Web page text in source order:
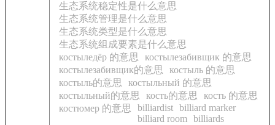
生态系统稳定性是什么意思
生态系统管理是什么意思
生态系统类型是什么意思
生态系统组成要素是什么意思
костыледёр 的意思
костылезабивщик 的意思
костылезабивщик的意思
костыль 的意思
костыль的意思
костыльный 的意思
костыльный的意思
кость的意思
кость 的意思
костюмер 的意思
billiardist billiard marker
billiard room
billiards